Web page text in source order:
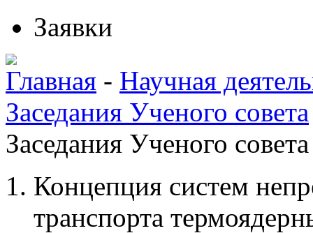
Заявки
Главная - Научная
Заседания Ученого совета
Заседания Ученого
Концепция систем
транспорта